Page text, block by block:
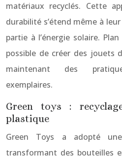
matériaux recyclés. Cette
durabilité s’étend même à
partie à l’énergie solaire.
possible de créer des jouets
maintenant des
exemplaires.
Green toys :
plastique
Green Toys a adopté
transformant des bouteilles